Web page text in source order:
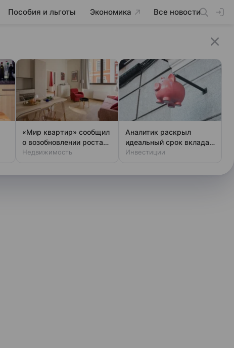
Пособия и льготы Экономика Все новости
«Мир квартир» сообщил
о возобновлении роста
цен на вторичку в июле
Недвижимость
Аналитик раскрыл
идеальный срок вклада
для россиян
Инвестиции